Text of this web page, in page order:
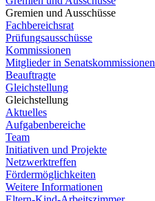
Gremien und Ausschüsse
Fachbereichsrat
Prüfungsausschüsse
Kommissionen
Mitglieder in Senatskommissionen
Beauftragte
Gleichstellung
Gleichstellung
Aktuelles
Aufgabenbereiche
Team
Initiativen und Projekte
Netzwerktreffen
Fördermöglichkeiten
Weitere Informationen